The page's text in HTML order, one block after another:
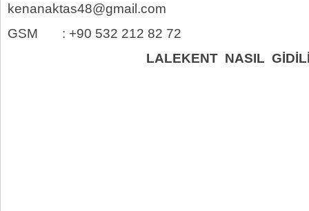
kenanaktas48@gmail.com
GSM : +90 532 212 82 72
LALEKENT NASIL